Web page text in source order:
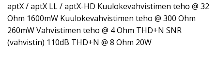
aptX / aptX LL / aptX-HD Kuulokevahvistimen teho @ 32
Ohm 1600mW Kuulokevahvistimen teho @ 300 Ohm
260mW Vahvistimen teho @ 4 Ohm THD+N SNR
(vahvistin) 110dB THD+N @ 8 Ohm 20W